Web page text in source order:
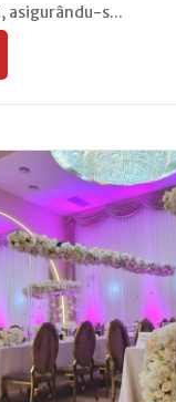
asigurându-s...